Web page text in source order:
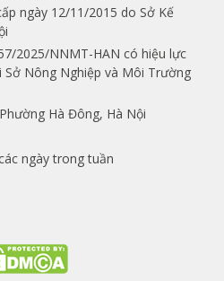
với mục tiêu mang các dòng
lượng cao đến với người
xương bò Nga tại Gofood
lợi.
Gofood:
không, tẩm ướp, đóng
độc đáo;
trọng cho những món quà
hàng thực phẩm nhập khẩu
tư vấn!
Facebook
Instagram
Youtube
Tiktok
Shopee
ngày 12/11/2015 do Sở Kế
2025/NNMT-HAN có hiệu lực
Nông Nghiệp và Môi Trường
Hà Đông, Hà Nội
ngày trong tuần